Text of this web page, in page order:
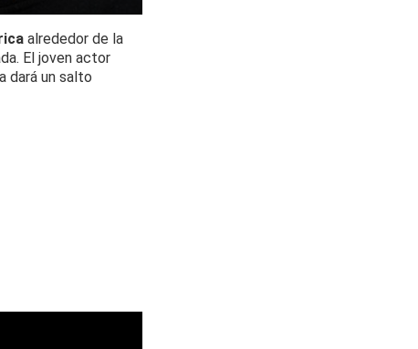
alrededor de la
El joven actor
dará un salto